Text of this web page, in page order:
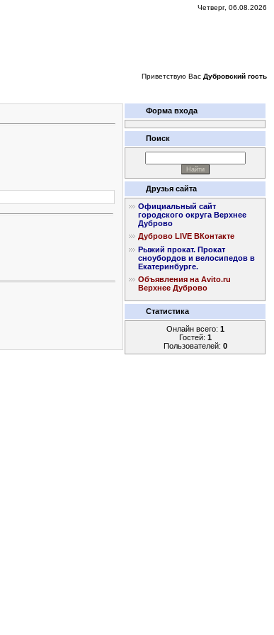
Четверг, 06.08.2026
Приветствую Вас Дубровский гость
Форма входа
Поиск
Друзья сайта
Официальный сайт
городского округа Верхнее
Дуброво
Дуброво LIVE ВКонтакте
Рыжий прокат. Прокат
сноубордов и велосипедов в
Екатеринбурге.
Объявления на Avito.ru
Верхнее Дуброво
Статистика
Онлайн всего: 1
Гостей: 1
Пользователей: 0